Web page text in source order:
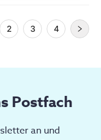
2 3 4
Postfach
an und